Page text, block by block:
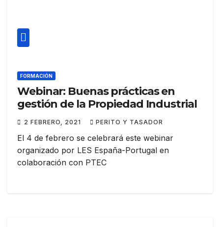
FORMACIÓN
Webinar: Buenas prácticas en
gestión de la Propiedad Industrial
2 FEBRERO, 2021 PERITO Y TASADOR
El 4 de febrero se celebrará este webinar
organizado por LES España-Portugal en
colaboración con PTEC